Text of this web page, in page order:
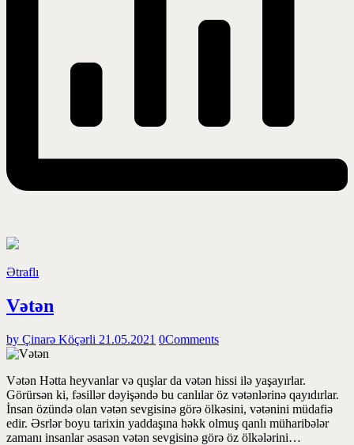
Ətraflı
Vətən
by Çinarə Köçərli 21.05.2021 0Comments
Vətən Hətta heyvanlar və quşlar da vətən hissi ilə yaşayırlar.
Görürsən ki, fəsillər dəyişəndə bu canlılar öz vətənlərinə qayıdırlar.
İnsan özündə olan vətən sevgisinə görə ölkəsini, vətənini müdafiə
edir. Əsrlər boyu tarixin yaddaşına həkk olmuş qanlı müharibələr
zamanı insanlar əsasən vətən sevgisinə görə öz ölkələrini…